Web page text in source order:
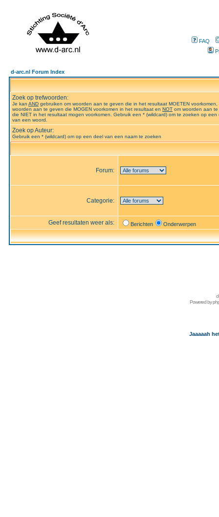
FAQ
d-arc.nl Forum Index
Zoek op trefwoorden:
Je kan AND gebruiken om woorden aan te geven die in het resultaat MOETEN voorkomen,
woorden aan te geven die MOGEN voorkomen in het resultaat en NOT om woorden aan
die NIET in het resultaat mogen voorkomen. Gebruik een * (wildcard) om te zoeken op een
van een woord.
Zoek op Auteur:
Gebruik een * (wildcard) om op een deel van een naam te zoeken
Forum:
Categorie:
Geef resultaten weer als: Berichten Onderwerpen
Powered by
Jaaaaah